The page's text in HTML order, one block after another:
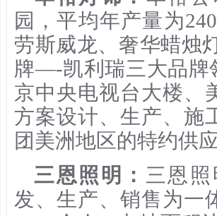
园，平均年产量为
劳斯威龙、奢华蜡烛
牌—-凯利瑞三大品牌
京中央电视台大楼、
方案设计、生产、施
团美洲地区的特约供应
三恩照明： 三恩
发、生产、销售为一